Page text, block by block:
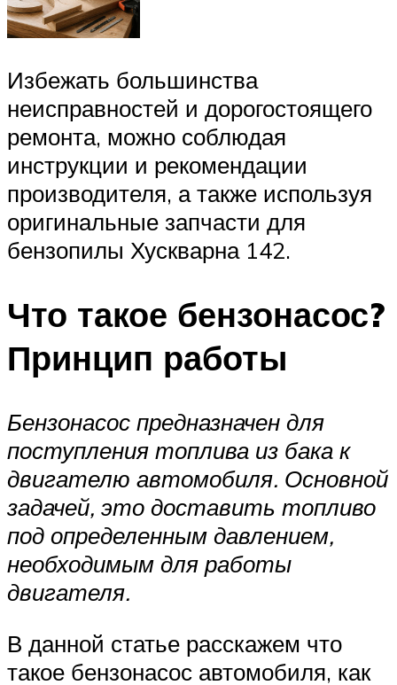
Избежать большинства
неисправностей и дорогостоящего
ремонта, можно соблюдая
инструкции и рекомендации
производителя, а также используя
оригинальные запчасти для
бензопилы Хускварна 142.
Что такое бензонасос?
Принцип работы
Бензонасос предназначен для
поступления топлива из бака к
двигателю автомобиля. Основной
задачей, это доставить топливо
под определенным давлением,
необходимым для работы
двигателя.
В данной статье расскажем что
такое бензонасос автомобиля, как